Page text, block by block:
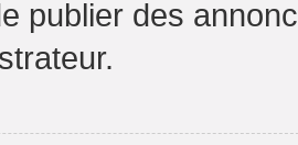
publier des